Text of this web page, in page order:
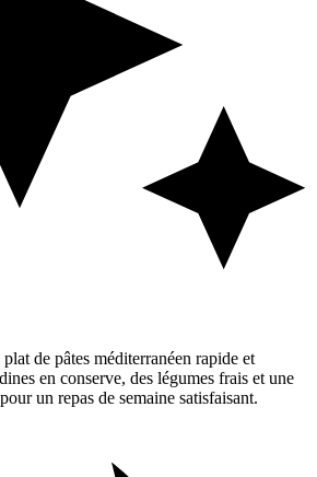
de pâtes méditerranéen rapide et
en conserve, des légumes frais et une
un repas de semaine satisfaisant.